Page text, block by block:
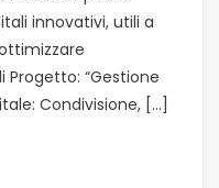
innovativi, utili a
Progetto: “Gestione
Condivisione, […]